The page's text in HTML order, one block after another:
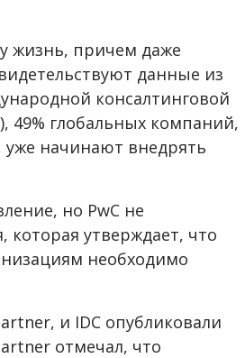
жизнь, причем даже
данные из
консалтинговой
49% глобальных компаний,
начинают внедрять
но PwC не
которая утверждает, что
необходимо
и IDC опубликовали
отмечал, что